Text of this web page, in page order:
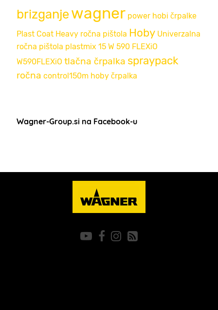
brizganje wagner power hobi črpalke
Plast Coat Heavy ročna pištola Hoby Univerzalna
ročna pištola plastmix 15 W 590 FLEXiO
W590FLEXiO tlačna črpalka spraypack
ročna control150m hoby črpalka
Wagner-Group.si na Facebook-u